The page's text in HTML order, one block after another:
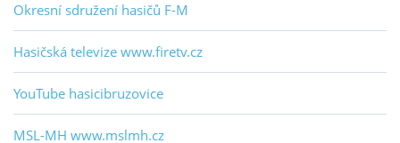
Okresní sdružení hasičů F-M
Hasičská televize www.firetv.cz
YouTube hasicibruzovice
MSL-MH www.mslmh.cz